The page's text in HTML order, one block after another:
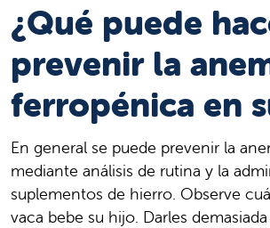
¿Qué puede
prevenir la
ferropénica en
En general se puede prevenir la
mediante análisis de rutina y la
suplementos de hierro. Observe
vaca bebe su hijo. Darles